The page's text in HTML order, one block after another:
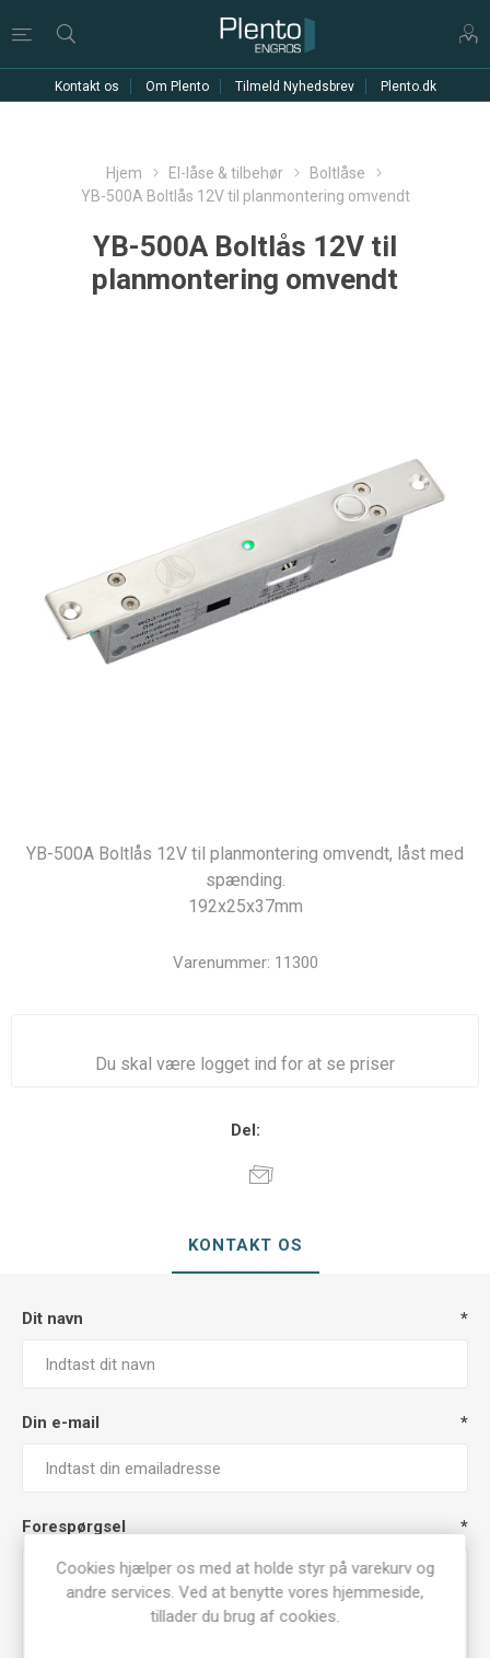
Kontakt os Om Plento Tilmeld Nyhedsbrev Plento.dk
Hjem El-låse & tilbehør
Boltlåse
YB-500A Boltlås 12V til planmontering omvendt
YB-500A Boltlås 12V til
planmontering omvendt
YB-500A Boltlås 12V til planmontering omvendt, låst med
spænding.
192x25x37mm
Varenummer: 11300
Du skal være logget ind for at se priser
Del:
KONTAKT OS
Dit navn *
Din e-mail *
Forespørgsel *
Cookies hjælper os med at holde styr på varekurv og
andre services. Ved at benytte vores hjemmeside,
tillader du brug af cookies.